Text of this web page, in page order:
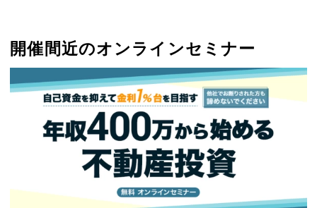
開催間近のオンラインセミナー